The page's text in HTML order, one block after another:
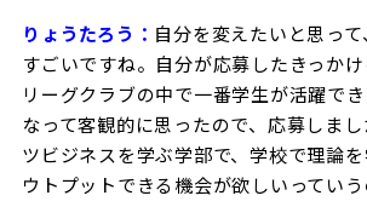
りょうたろう： 自分を変えたいと思っ
すごいですね。 自分が応募したきっか
リーグクラブの中で一番学生が活躍で
なって客観的に思ったので、応募しま
ツビジネスを学ぶ学部で、学校で理論
ウトプットできる機会が欲しいってい